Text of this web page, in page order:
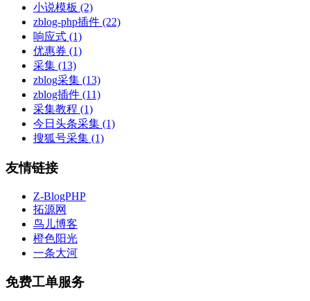
小说模板 (2)
zblog-php插件 (22)
响应式 (1)
优惠券 (1)
采集 (13)
zblog采集 (13)
zblog插件 (11)
采集教程 (1)
今日头条采集 (1)
搜狐号采集 (1)
友情链接
Z-BlogPHP
拓源网
鸟儿博客
橙色阳光
一条大河
免费工单服务